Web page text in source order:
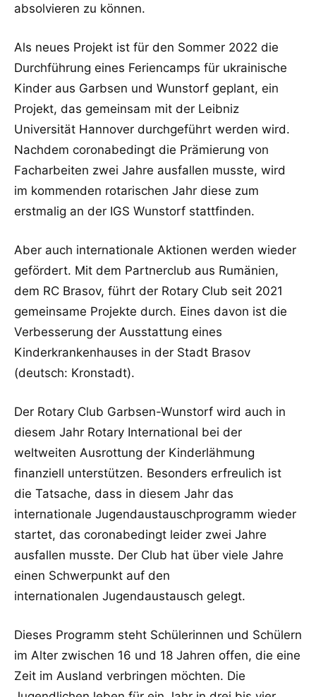
absolvieren zu können.
Als neues Projekt ist für den Sommer 2022 die
Durchführung eines Feriencamps für ukrainische
Kinder aus Garbsen und Wunstorf geplant, ein
Projekt, das gemeinsam mit der Leibniz
Universität Hannover durchgeführt werden wird.
Nachdem coronabedingt die Prämierung von
Facharbeiten zwei Jahre ausfallen musste, wird
im kommenden rotarischen Jahr diese zum
erstmalig an der IGS Wunstorf stattfinden.
Aber auch internationale Aktionen werden wieder
gefördert. Mit dem Partnerclub aus Rumänien,
dem RC Brasov, führt der Rotary Club seit 2021
gemeinsame Projekte durch. Eines davon ist die
Verbesserung der Ausstattung eines
Kinderkrankenhauses in der Stadt Brasov
(deutsch: Kronstadt).
Der Rotary Club Garbsen-Wunstorf wird auch in
diesem Jahr Rotary International bei der
weltweiten Ausrottung der Kinderlähmung
finanziell unterstützen. Besonders erfreulich ist
die Tatsache, dass in diesem Jahr das
internationale Jugendaustauschprogramm wieder
startet, das coronabedingt leider zwei Jahre
ausfallen musste. Der Club hat über viele Jahre
einen Schwerpunkt auf den
internationalen Jugendaustausch gelegt.
Dieses Programm steht Schülerinnen und Schülern
im Alter zwischen 16 und 18 Jahren offen, die eine
Zeit im Ausland verbringen möchten. Die